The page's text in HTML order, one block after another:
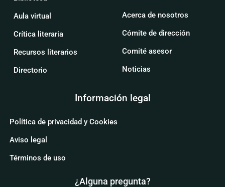
Aula virtual
Crítica literaria
Recursos literarios
Directorio
Acerca de nosotros
Cómite de dirección
Comité asesor
Noticias
Información legal
Política de privacidad y Cookies
Aviso legal
Términos de uso
¿Alguna pregunta?